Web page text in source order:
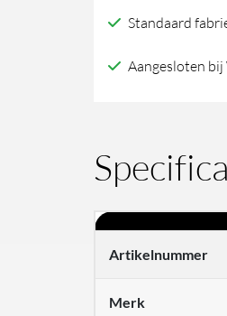
(Wb)
aantal
Standaard
Aangesloten
Artikelnummer
Merk